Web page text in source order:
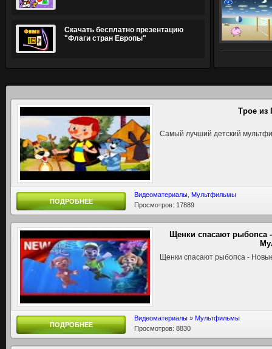
Скачать бесплатно презентацию
"Флаги стран Европы"
Трое из
Самый лучший детский
ПОДРОБНЕЕ
Видеоматериалы Мультфильмы
Просмотров: 17889
Щенки спасают рыбо­пса
Щенки спасают рыбо­пса -
ПОДРОБНЕЕ
Видеоматериалы » Мультфильмы
Просмотров: 8830